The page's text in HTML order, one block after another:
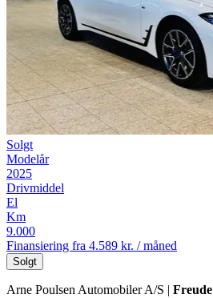
Solgt
Modelår
2025
Drivmiddel
El
Km
9.000
Finansiering fra 4.589 kr. / måned
Solgt
Arne Poulsen Automobiler A/S | Freude